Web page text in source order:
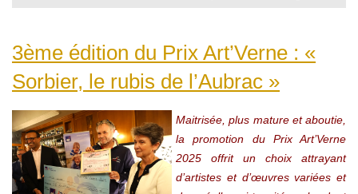
3ème édition du Prix Art’Verne : «
Sorbier, le rubis de l’Aubrac »
Maitrisée, plus mature et aboutie,
la promotion du Prix Art’Verne
2025 offrit un choix attrayant
d’artistes et d’œuvres variées et